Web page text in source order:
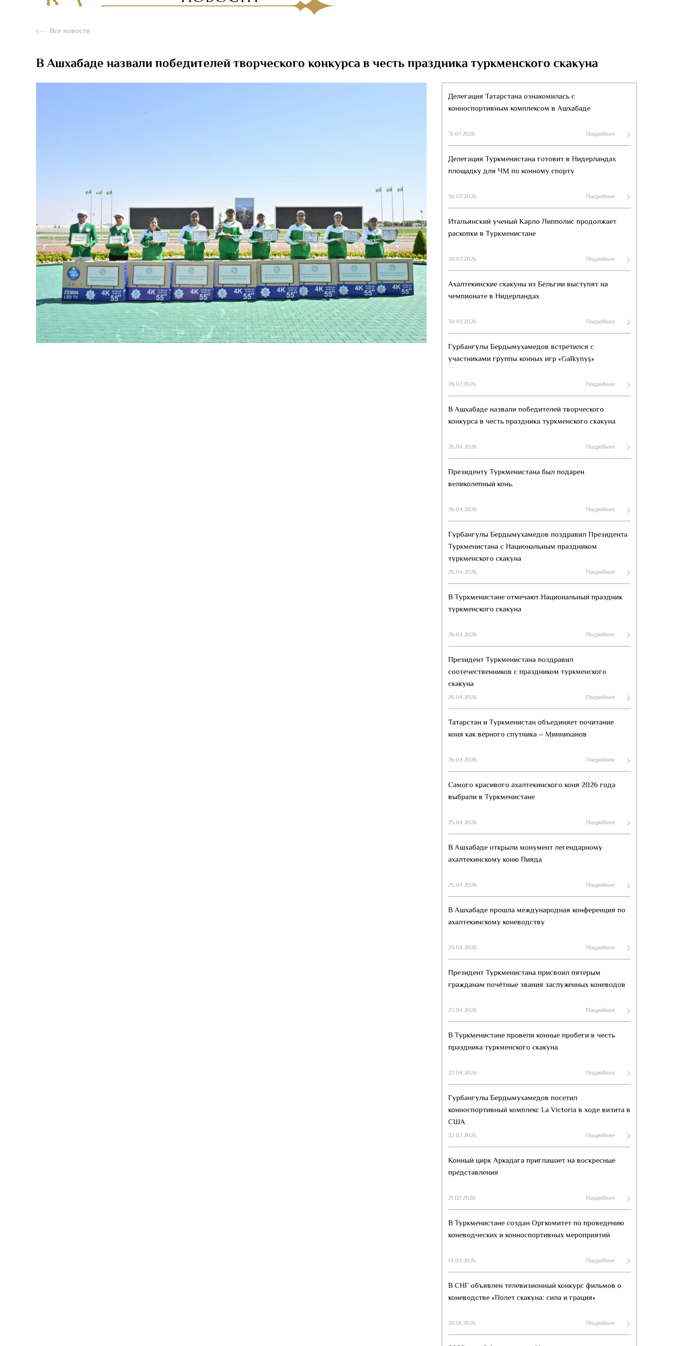
Все новости
В Ашхабаде назвали победителей творческого конкурса в честь праздника туркменского скакуна
Делегация Татарстана ознакомилась с
конноспортивным комплексом в Ашхабаде
31.07.2026 Подробнее
Делегация Туркменистана готовит в Нидерландах
площадку для ЧМ по конному спорту
30.07.2026 Подробнее
Итальянский ученый Карло Липполис продолжает
раскопки в Туркменистане
30.07.2026 Подробнее
Ахалтекинские скакуны из Бельгии выступят на
чемпионате в Нидерландах
30.07.2026 Подробнее
Гурбангулы Бердымухамедов встретился с
участниками группы конных игр «Galkynyş»
29.07.2026 Подробнее
В Ашхабаде назвали победителей творческого
конкурса в честь праздника туркменского скакуна
26.04.2026 Подробнее
Президенту Туркменистана был подарен
великолепный конь.
26.04.2026 Подробнее
Гурбангулы Бердымухамедов поздравил Президента
Туркменистана с Национальным праздником
туркменского скакуна
26.04.2026 Подробнее
В Туркменистане отмечают Национальный праздник
туркменского скакуна
26.04.2026 Подробнее
Президент Туркменистана поздравил
соотечественников с праздником туркменского
скакуна
26.04.2026 Подробнее
Татарстан и Туркменистан объединяет почитание
коня как верного спутника – Минниханов
26.04.2026 Подробнее
Самого красивого ахалтекинского коня 2026 года
выбрали в Туркменистане
25.04.2026 Подробнее
В Ашхабаде открыли монумент легендарному
ахалтекинскому коню Пияда
25.04.2026 Подробнее
В Ашхабаде прошла международная конференция по
ахалтекинскому коневодству
23.04.2026 Подробнее
Президент Туркменистана присвоил пятерым
гражданам почётные звания заслуженных коневодов
23.04.2026 Подробнее
В Туркменистане провели конные пробеги в честь
праздника туркменского скакуна
22.04.2026 Подробнее
Гурбангулы Бердымухамедов посетил
конноспортивный комплекс La Victoria в ходе визита в
США
22.02.2026 Подробнее
Конный цирк Аркадага приглашает на воскресные
представления
21.02.2026 Подробнее
В Туркменистане создан Оргкомитет по проведению
коневодческих и конноспортивных мероприятий
14.02.2026 Подробнее
В СНГ объявлен телевизионный конкурс фильмов о
коневодстве «Полет скакуна: сила и грация»
30.01.2026 Подробнее